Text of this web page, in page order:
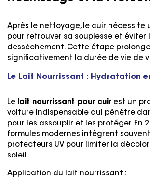
Après le nettoyage, le cuir nécessite
pour retrouver sa souplesse et éviter
dessèchement. Cette étape prolonge
significativement la durée de vie de
Le Lait Nourrissant : Hydratation
Le lait nourrissant pour cuir est un
voiture indispensable qui pénètre
pour les assouplir et les protéger. En
formules modernes intègrent
protecteurs UV pour limiter la
soleil.
Application du lait nourrissant :